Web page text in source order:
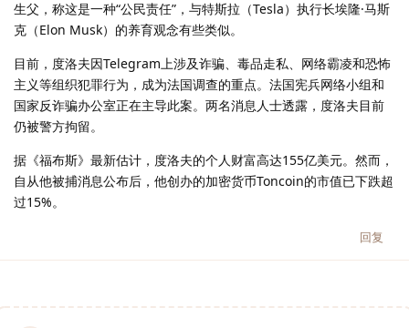
生父，称这是一种“公民责任”，与特斯拉（Tesla）执行长埃隆·马斯
克（Elon Musk）的养育观念有些类似。
目前，度洛夫因Telegram上涉及诈骗、毒品走私、网络霸凌和恐怖
主义等组织犯罪行为，成为法国调查的重点。法国宪兵网络小组和
国家反诈骗办公室正在主导此案。两名消息人士透露，度洛夫目前
仍被警方拘留。
据《福布斯》最新估计，度洛夫的个人财富高达155亿美元。然而，
自从他被捕消息公布后，他创办的加密货币Toncoin的市值已下跌超
过15%。
回复